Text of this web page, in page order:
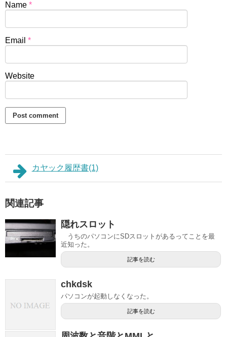
Name *
Email *
Website
カヤック履歴書(1)
関連記事
隠れスロット
うちのパソコンにSDスロットがあるってことを最
近知った。
記事を読む
chkdsk
パソコンが起動しなくなった。
記事を読む